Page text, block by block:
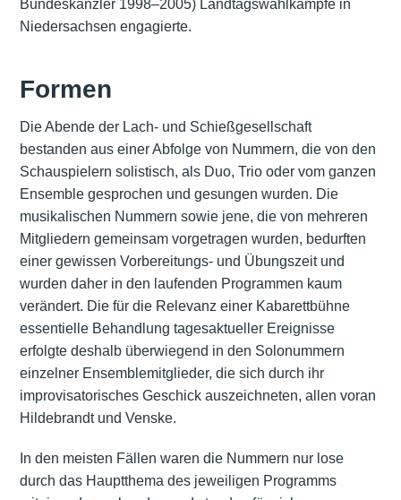
Bundeskanzler 1998–2005) Landtagswahlkämpfe in
Niedersachsen engagierte.
Formen
Die Abende der Lach- und Schießgesellschaft
bestanden aus einer Abfolge von Nummern, die von den
Schauspielern solistisch, als Duo, Trio oder vom ganzen
Ensemble gesprochen und gesungen wurden. Die
musikalischen Nummern sowie jene, die von mehreren
Mitgliedern gemeinsam vorgetragen wurden, bedurften
einer gewissen Vorbereitungs- und Übungszeit und
wurden daher in den laufenden Programmen kaum
verändert. Die für die Relevanz einer Kabarettbühne
essentielle Behandlung tagesaktueller Ereignisse
erfolgte deshalb überwiegend in den Solonummern
einzelner Ensemblemitglieder, die sich durch ihr
improvisatorisches Geschick auszeichneten, allen voran
Hildebrandt und Venske.
In den meisten Fällen waren die Nummern nur lose
durch das Hauptthema des jeweiligen Programms